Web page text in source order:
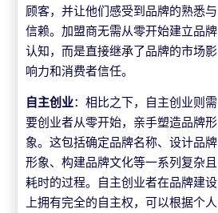
顾客，并让他们感受到品牌的熟悉与
信赖。加盟商无需从零开始建立品牌
认知，而是直接继承了品牌的市场影
响力和消费者信任。
自主创业：相比之下，自主创业则需
要创业者从零开始，亲手塑造品牌形
象。这包括确定品牌名称、设计品牌
形象、构建品牌文化等一系列复杂且
耗时的过程。自主创业者在品牌建设
上拥有完全的自主权，可以根据个人